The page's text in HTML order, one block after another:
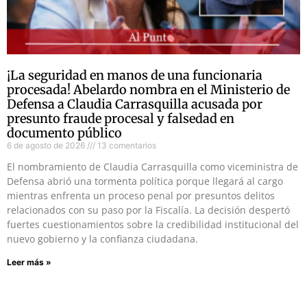
¡La seguridad en manos de una funcionaria
procesada! Abelardo nombra en el Ministerio de
Defensa a Claudia Carrasquilla acusada por
presunto fraude procesal y falsedad en
documento público
6 de agosto de 2026 13 comentarios
El nombramiento de Claudia Carrasquilla como viceministra de
Defensa abrió una tormenta política porque llegará al cargo
mientras enfrenta un proceso penal por presuntos delitos
relacionados con su paso por la Fiscalía. La decisión despertó
fuertes cuestionamientos sobre la credibilidad institucional del
nuevo gobierno y la confianza ciudadana.
Leer más »